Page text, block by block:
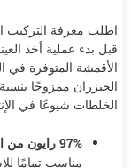
اطلب معرفة التركيب
قبل بدء عملية أخذ
الأقمشة المتوفرة في
الخيزران ممزوجًا
الخلطات شيوعًا في
97% رايون من الخيزران / 3% سباندكس
مناسب تمامًا